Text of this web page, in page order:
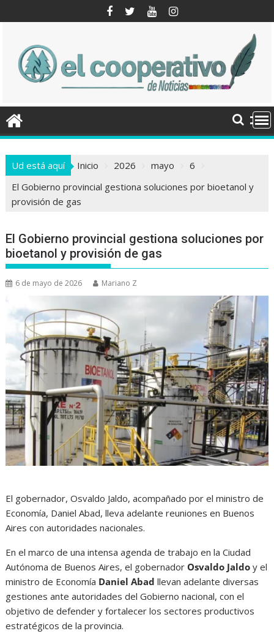
al
Ud está aquí Inicio 2026 mayo
6
El Gobierno provincial gestiona soluciones por bioetanol y
provisión de gas
El Gobierno provincial gestiona soluciones por
bioetanol y provisión de gas
6 de mayo de 2026 Mariano Z
El gobernador, Osvaldo Jaldo, acompañado por el ministro de
Economía, Daniel Abad, lleva adelante reuniones en Buenos
Aires con autoridades nacionales.
En el marco de una intensa agenda de trabajo en la Ciudad
Autónoma de Buenos Aires, el gobernador Osvaldo Jaldoy el
ministro de Economía Daniel Abad llevan adelante diversas
gestiones ante autoridades del Gobierno nacional, con el
objetivo de defender y fortalecer los sectores productivos
estratégicos de la provincia.